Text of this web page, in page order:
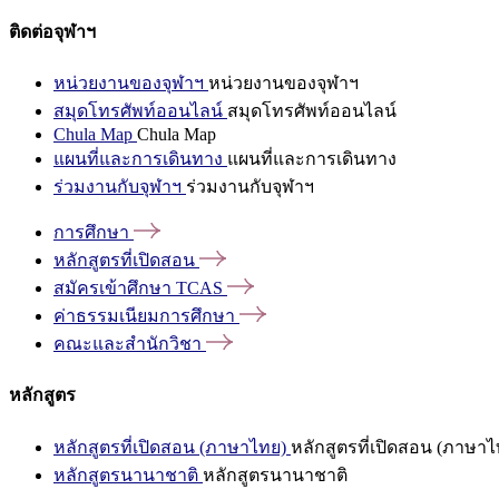
ติดต่อจุฬาฯ
หน่วยงานของจุฬาฯ หน่วยงานของจุฬาฯ
สมุดโทรศัพท์ออนไลน์ สมุดโทรศัพท์ออนไลน์
Chula Map Chula Map
แผนที่และการเดินทาง แผนที่และการเดินทาง
ร่วมงานกับจุฬาฯ ร่วมงานกับจุฬาฯ
การศึกษา
หลักสูตรที่เปิดสอน
สมัครเข้าศึกษา TCAS
ค่าธรรมเนียมการศึกษา
คณะและสำนักวิชา
หลักสูตร
หลักสูตรที่เปิดสอน (ภาษาไทย) หลักสูตรที่เปิดสอน (ภาษาไ
หลักสูตรนานาชาติ หลักสูตรนานาชาติ